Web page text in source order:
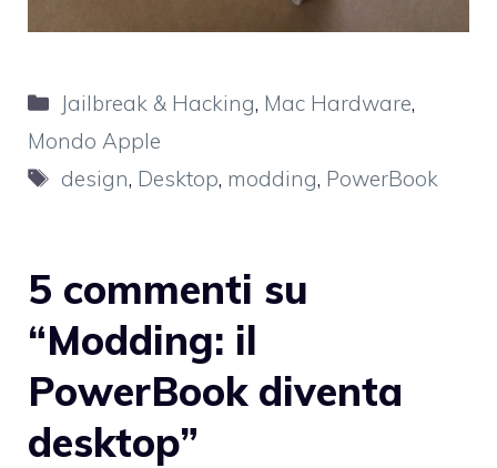
Categorie
Jailbreak & Hacking, Mac Hardware,
Mondo Apple
Tag
design, Desktop, modding, PowerBook
5 commenti su
“Modding: il
PowerBook diventa
desktop”